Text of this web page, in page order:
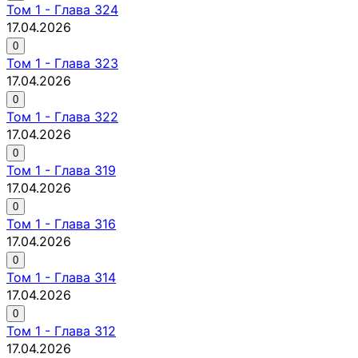
Том 1 - Глава 324
17.04.2026
0
Том 1 - Глава 323
17.04.2026
0
Том 1 - Глава 322
17.04.2026
0
Том 1 - Глава 319
17.04.2026
0
Том 1 - Глава 316
17.04.2026
0
Том 1 - Глава 314
17.04.2026
0
Том 1 - Глава 312
17.04.2026